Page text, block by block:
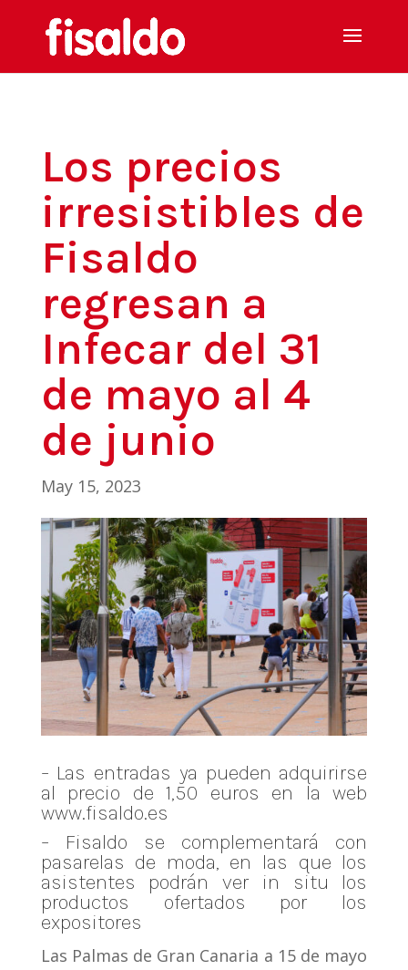
Los precios
irresistibles de
Fisaldo
regresan a
Infecar del 31
de mayo al 4
de junio
May 15, 2023
– Las entradas ya pueden adquirirse
al precio de 1,50 euros en la web
www.fisaldo.es
– Fisaldo se complementará con
pasarelas de moda, en las que los
asistentes podrán ver in situ los
productos ofertados por los
expositores
Las Palmas de Gran Canaria a 15 de mayo